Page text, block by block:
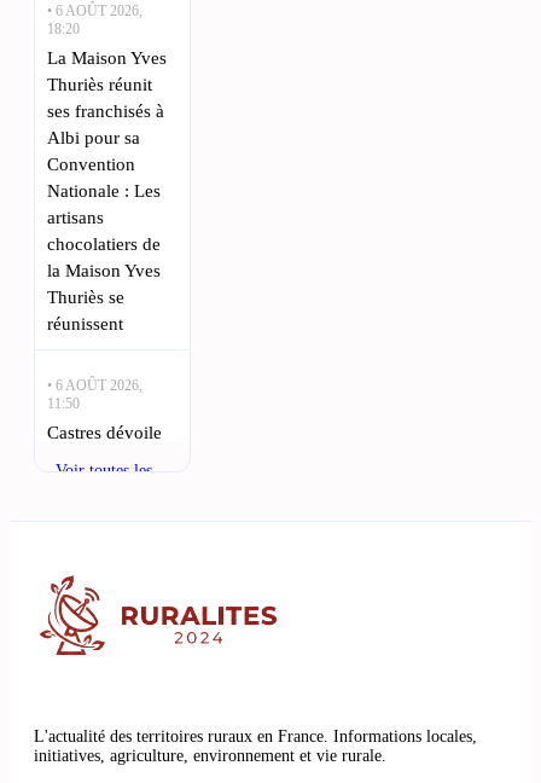
• 6 AOÛT 2026,
18:20
La Maison Yves
Thuriès réunit
ses franchisés à
Albi pour sa
Convention
Nationale : Les
artisans
chocolatiers de
la Maison Yves
Thuriès se
réunissent
• 6 AOÛT 2026,
11:50
Castres dévoile
une saison
prometteuse au
Top 14
Viala-du-Tarn :
Voir toutes les
L'actualité des territoires ruraux en France. Informations locales,
initiatives, agriculture, environnement et vie rurale.